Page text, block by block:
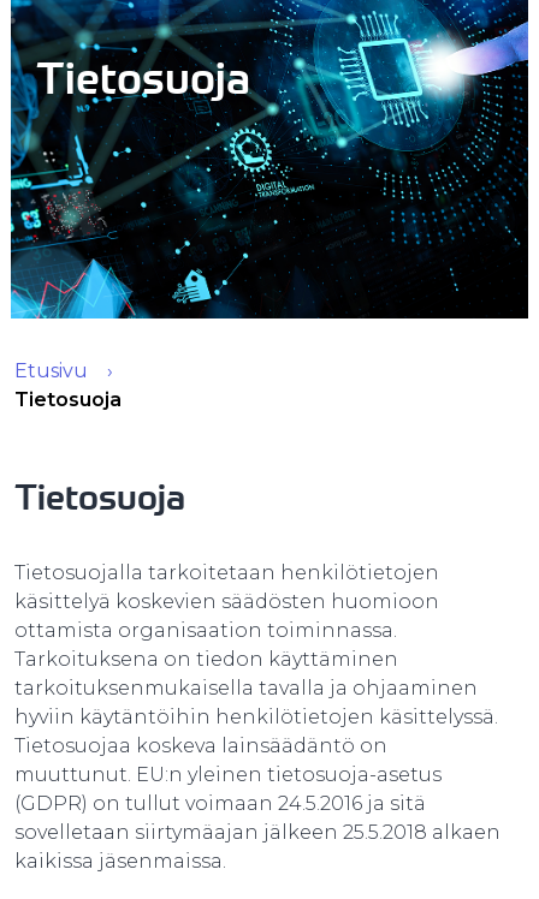
Tietosuoja
Etusivu
Tietosuoja
Tietosuoja
Tietosuojalla tarkoitetaan henkilötietojen
käsittelyä koskevien säädösten huomioon
ottamista organisaation toiminnassa.
Tarkoituksena on tiedon käyttäminen
tarkoituksenmukaisella tavalla ja ohjaaminen
hyviin käytäntöihin henkilötietojen käsittelyssä.
Tietosuojaa koskeva lainsäädäntö on
muuttunut. EU:n yleinen tietosuoja-asetus
(GDPR) on tullut voimaan 24.5.2016 ja sitä
sovelletaan siirtymäajan jälkeen 25.5.2018 alkaen
kaikissa jäsenmaissa.